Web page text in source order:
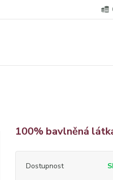
100% bavlněná
Dostupnost